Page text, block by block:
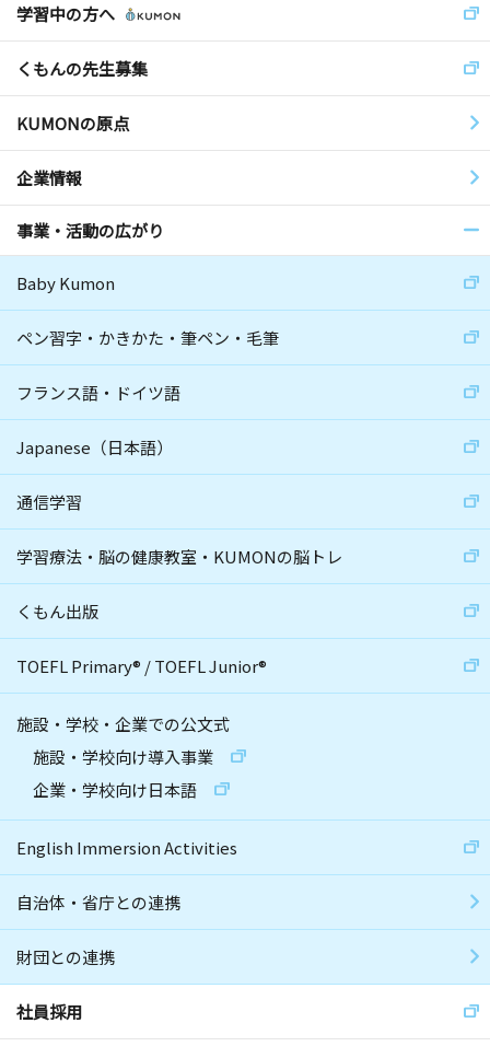
学習中の方へ
くもんの先生募集
KUMONの原点
企業情報
事業・活動の広がり
Baby Kumon
ペン習字・かきかた・筆ペン・毛筆
フランス語・ドイツ語
Japanese（日本語）
通信学習
学習療法・脳の健康教室・KUMONの脳トレ
くもん出版
TOEFL Primary® /TOEFL Junior®
施設・学校・企業での公文式
施設・学校向け導入事業
企業・学校向け日本語
English Immersion Activities
自治体・省庁との連携
財団との連携
社員採用